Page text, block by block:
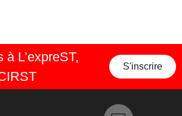
L’expreST,
S'inscrire